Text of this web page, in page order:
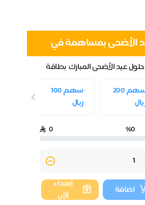
الأضحى بمساهمة في
الإلكترونية
عيد الأضحى المبارك بطاقة
سهم 200
سهم 100
ريال
%0
0
اضافة
إهداء
الآن